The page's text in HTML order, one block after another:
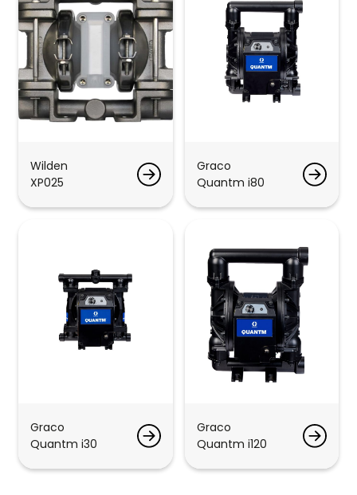
Wilden
XP025
Graco
Quantm i80
Graco
Quantm i30
Graco
Quantm i120